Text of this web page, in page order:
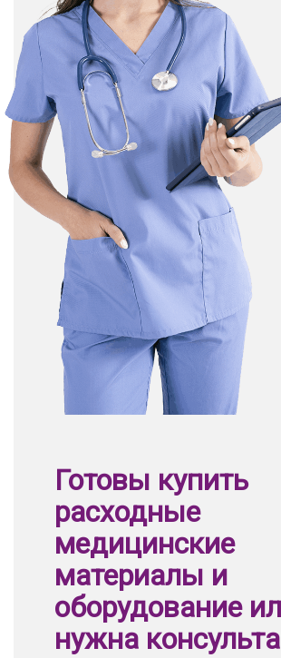
Готовы купить
расходные
медицинские
материалы и
оборудование
нужна